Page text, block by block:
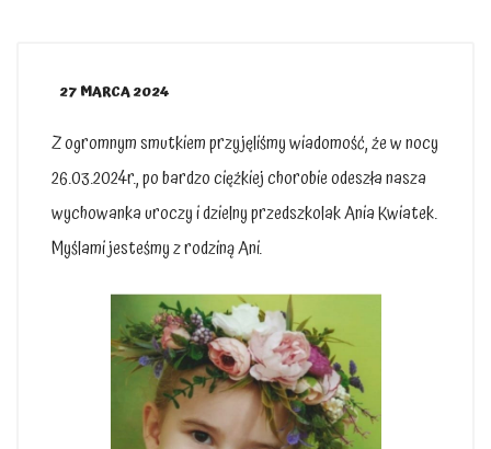
27 MARCA 2024
Z ogromnym smutkiem przyjęliśmy wiadomość, że w nocy
26.03.2024r., po bardzo ciężkiej chorobie odeszła nasza
wychowanka uroczy i dzielny przedszkolak Ania Kwiatek.
Myślami jesteśmy z rodziną Ani.